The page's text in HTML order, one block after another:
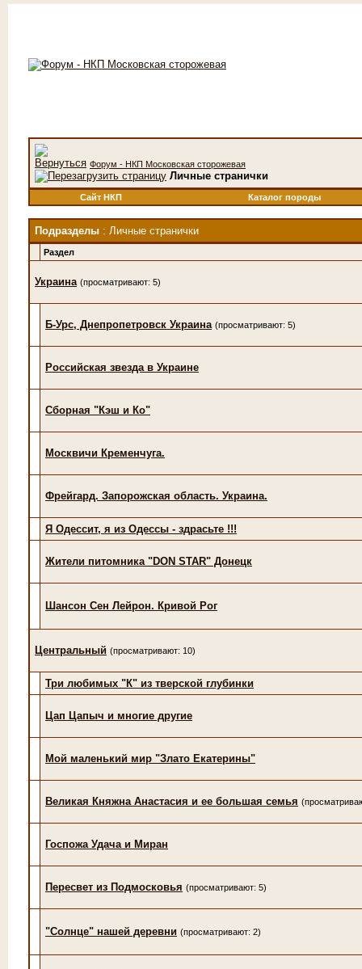
Форум - НКП Московская сторожевая
Личные странички
Сайт НКП Каталог породы
Подразделы : Личные странички
Раздел
Украина (просматривают: 5)
Б-Урс, Днепропетровск Украина (просматривают: 5)
Российская звезда в Украине
Сборная "Кэш и Ко"
Москвичи Кременчуга.
Фрейгард. Запорожская область. Украина.
Я Одессит, я из Одессы - здрасьте !!!
Жители питомника "DON STAR" Донецк
Шансон Сен Лейрон. Кривой Рог
Центральный (просматривают: 10)
Три любимых "К" из тверской глубинки
Цап Цапыч и многие другие
Мой маленький мир "Злато Екатерины"
Великая Княжна Анастасия и ее большая семья
Госпожа Удача и Миран
Пересвет из Подмосковья (просматривают: 5)
"Солнце" нашей деревни (просматривают: 2)